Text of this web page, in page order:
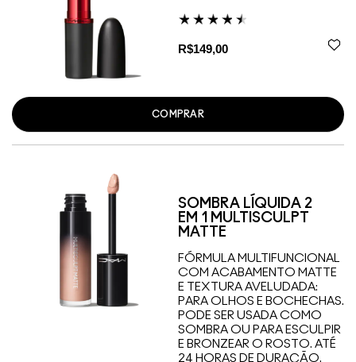
R$149,00
COMPRAR
SOMBRA LÍQUIDA 2
EM 1 MULTISCULPT
MATTE
FÓRMULA MULTIFUNCIONAL
COM ACABAMENTO MATTE
E TEXTURA AVELUDADA:
PARA OLHOS E BOCHECHAS.
PODE SER USADA COMO
SOMBRA OU PARA ESCULPIR
E BRONZEAR O ROSTO. ATÉ
24 HORAS DE DURAÇÃO.